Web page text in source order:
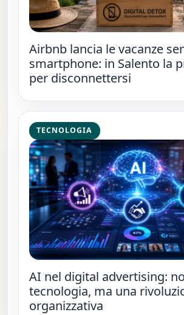
Airbnb lancia le vacanze
smartphone: in Salento la
per disconnettersi
TECNOLOGIA
AI nel digital advertising:
tecnologia, ma una
organizzativa